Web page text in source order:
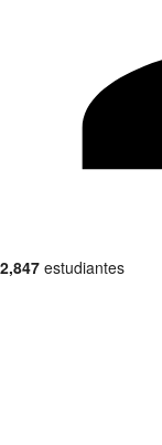
2,847 estudiantes